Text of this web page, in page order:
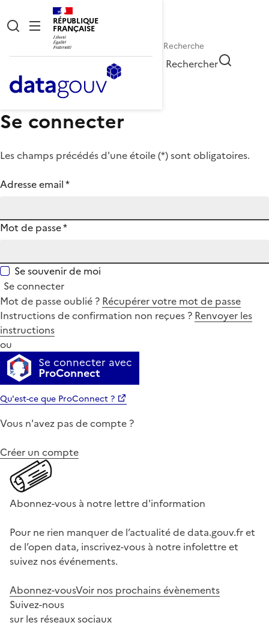
RÉPUBLIQUE
FRANÇAISE
Rechercher
Se connecter
Les champs précédés d'une étoile (*) sont obligatoires.
Adresse email*
Mot de passe*
Se souvenir de moi
Se connecter
Mot de passe oublié ? Récupérer votre mot de passe
Instructions de confirmation non reçues ? Renvoyer les
instructions
ou
Se connecter avec
ProConnect
Qu'est-ce que ProConnect ?
Vous n'avez pas de compte ?
Créer un compte
Abonnez-vous à notre lettre d'information
Pour ne rien manquer de l’actualité de data.gouv.fr et
de l’open data, inscrivez-vous à notre infolettre et
suivez nos événements.
Abonnez-vousVoir nos prochains évènements
Suivez-nous
sur les réseaux sociaux